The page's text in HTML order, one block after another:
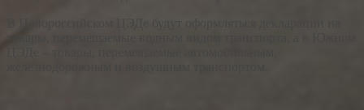
товары, перемещаемые водным видом транспорта, а в Южном